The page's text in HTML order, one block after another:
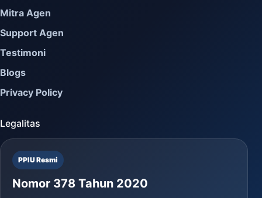
Mitra Agen
Support Agen
Testimoni
Blogs
Privacy Policy
Legalitas
PPIU Resmi
Nomor 378 Tahun 2020